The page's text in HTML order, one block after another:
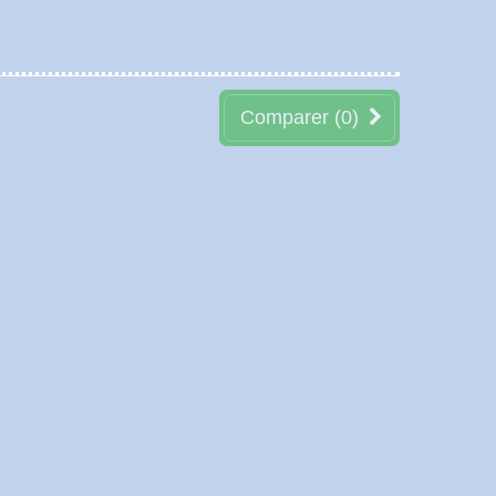
Comparer (0)